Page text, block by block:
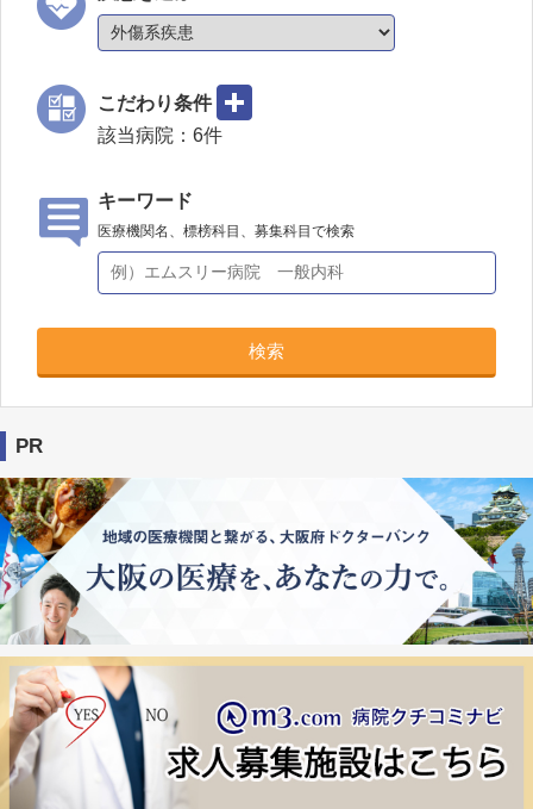
こだわり条件
該当病院： 6件
キーワード
医療機関名、標榜科目、募集科目で検索
検索
PR